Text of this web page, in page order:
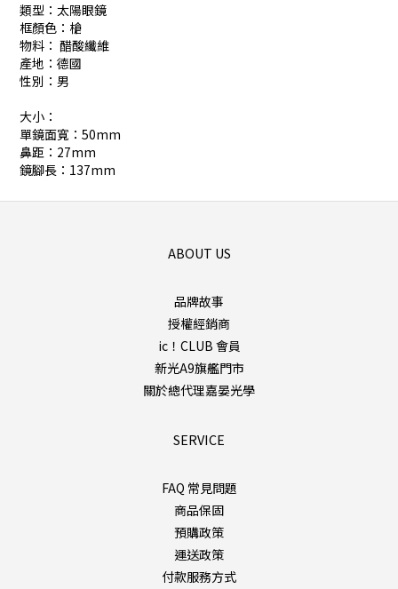
類型：太陽眼鏡
框顏色：槍
物料： 醋酸纖維
產地：德國
性別：男
大小：
單鏡面寬：50mm
鼻距：27mm
鏡腳長：137mm
ABOUT US
品牌故事
授權經銷商
ic！CLUB 會員
新光A9旗艦門市
關於總代理嘉晏光學
SERVICE
FAQ 常見問題
商品保固
預購政策
運送政策
付款服務方式